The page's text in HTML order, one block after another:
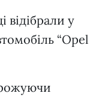
відібрали у
“Opel